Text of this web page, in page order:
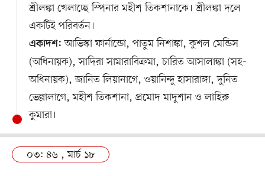
শ্রীলঙ্কা খেলাচ্ছে স্পিনার মহীশ তিকশানাকে। শ্রীলঙ্কা দলে
একটিই পরিবর্তন।
একাদশ: আভিস্কা ফার্নান্ডো, পাতুম নিশাঙ্কা, কুশল মেন্ডিস
(অধিনায়ক), সাদিরা সামারাবিক্রমা, চারিত আসালাঙ্কা (সহ-
অধিনায়ক), জানিত লিয়ানাগে, ওয়ানিন্দু হাসারাঙ্গা, দুনিত
ভেল্লালাগে, মহীশ তিকশানা, প্রমোদ মাদুশান ও লাহিরু
কুমারা।
০৩: ৪৬ , মার্চ ১৮